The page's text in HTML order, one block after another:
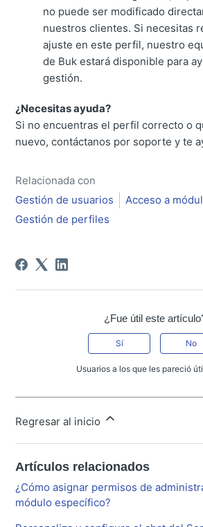
no puede ser modificado
nuestros clientes. Si necesitas
ajuste en este perfil, nuestro
de Buk estará disponible para
gestión.
¿Necesitas ayuda?
Si no encuentras el perfil correcto o
nuevo, contáctanos por soporte y te
Relacionada con
Gestión de usuarios
Acceso a
Gestión de perfiles
¿Fue útil este
Sí No
Usuarios a los que les pareció
Regresar al inicio
Artículos relacionados
¿Cómo asignar permisos de
módulo específico?